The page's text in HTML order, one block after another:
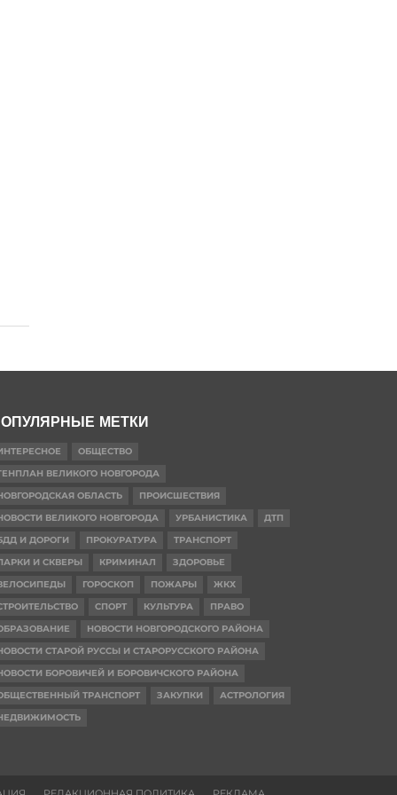
МЕТКИ
ОБЩЕСТВО
ВЕЛИКОГО НОВГОРОДА
ОБЛАСТЬ
ПРОИСШЕСТВИЯ
ВЕЛИКОГО НОВГОРОДА
УРБАНИСТИКА
ДТП
И ДОРОГИ
ПРОКУРАТУРА
ТРАНСПОРТ
И СКВЕРЫ
КРИМИНАЛ
ЗДОРОВЬЕ
ГОРОСКОП ПОЖАРЫ
ЖКХ
СПОРТ КУЛЬТУРА
ПРАВО
НОВОСТИ НОВГОРОДСКОГО РАЙОНА
СТАРОЙ РУССЫ И СТАРОРУССКОГО РАЙОНА
БОРОВИЧЕЙ И БОРОВИЧСКОГО РАЙОНА
ТРАНСПОРТ
ЗАКУПКИ
АСТРОЛОГИЯ